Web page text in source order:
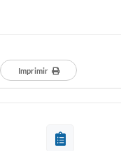
Imprimir